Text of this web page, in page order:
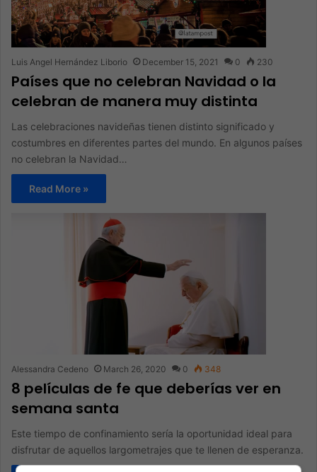
Luis Angel Hernández Liborio December 15, 2021 0 230
Países que no celebran Navidad o la
celebran de manera muy distinta
Las celebraciones navideñas tienen distinto significado y
costumbres en diferentes partes del mundo. En algunos países
no celebran la Navidad…
Read More »
Alessandra Cedeno March 26, 2020 0 348
8 películas de fe que deberías ver en
semana santa
Este tiempo de confinamiento sería la oportunidad ideal para
disfrutar de aquellos largometrajes que te llenen de esperanza.